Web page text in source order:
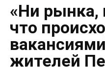
«Ни рынка,
что
жителей